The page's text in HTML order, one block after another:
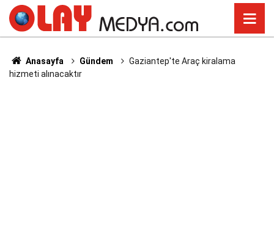
Anasayfa Gündem
Gaziantep'te Araç kiralama
hizmeti alınacaktır